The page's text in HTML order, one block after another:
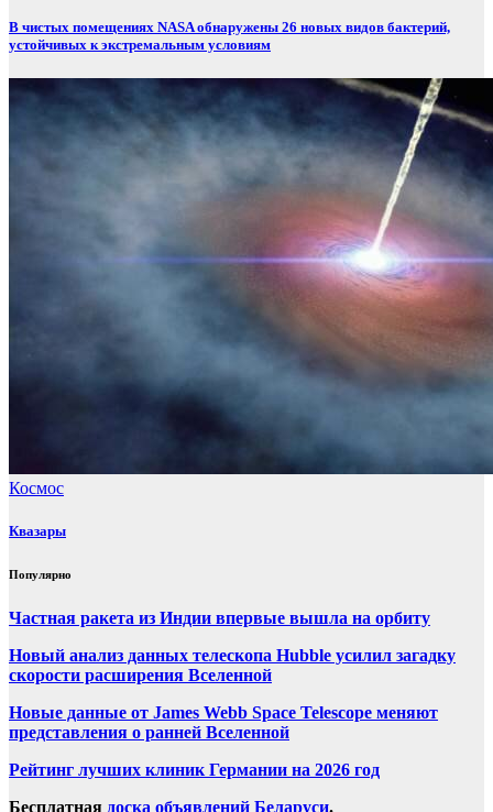
В чистых помещениях NASA обнаружены 26 новых видов бактерий,
устойчивых к экстремальным условиям
Космос
Квазары
Популярно
Частная ракета из Индии впервые вышла на орбиту
Новый анализ данных телескопа Hubble усилил загадку
скорости расширения Вселенной
Новые данные от James Webb Space Telescope меняют
представления о ранней Вселенной
Рейтинг лучших клиник Германии на 2026 год
Бесплатная доска объявлений Беларуси.